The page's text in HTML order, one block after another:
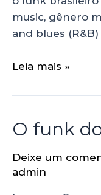
music, gênero
and blues
Leia mais »
O funk
Deixe um
admin